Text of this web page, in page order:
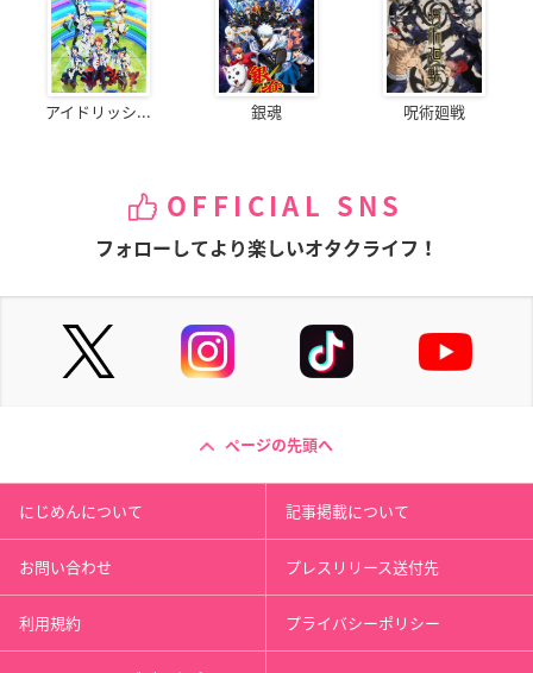
アイドリッシ... 銀魂 呪術廻戦
OFFICIAL SNS
フォローしてより楽しいオタクライフ！
ページの先頭へ
にじめんについて 記事掲載について
お問い合わせ プレスリリース送付先
利用規約 プライバシーポリシー